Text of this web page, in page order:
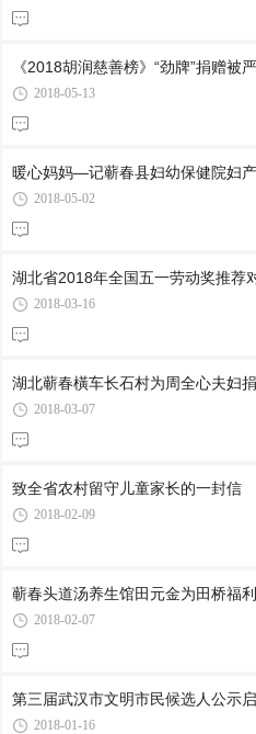
《2018胡润慈善榜》“劲牌”捐赠被
2018-05-13
暖心妈妈—记蕲春县妇幼保健院妇
2018-05-02
湖北省2018年全国五一劳动奖推荐
2018-03-16
湖北蕲春橫车长石村为周全心夫妇
2018-03-07
致全省农村留守儿童家长的一封信
2018-02-09
蕲春头道汤养生馆田元金为田桥福
2018-02-07
第三届武汉市文明市民候选人公示
2018-01-16